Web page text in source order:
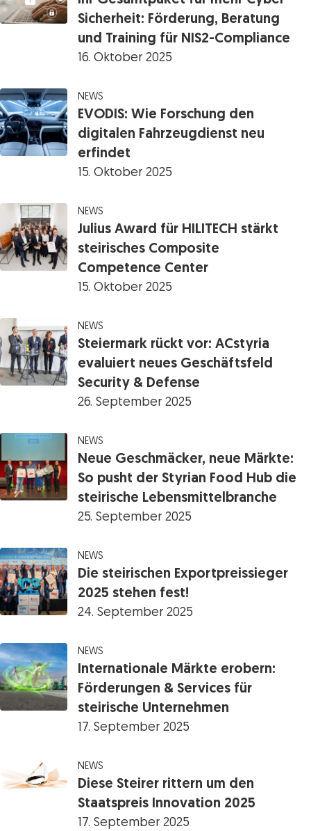
Sicherheit: Förderung, Beratung
und Training für NIS2-Compliance
16. Oktober 2025
NEWS
EVODIS: Wie Forschung den
digitalen Fahrzeugdienst neu
erfindet
15. Oktober 2025
NEWS
Julius Award für HILITECH stärkt
steirisches Composite
Competence Center
15. Oktober 2025
NEWS
Steiermark rückt vor: ACstyria
evaluiert neues Geschäftsfeld
Security & Defense
26. September 2025
NEWS
Neue Geschmäcker, neue Märkte:
So pusht der Styrian Food Hub die
steirische Lebensmittelbranche
25. September 2025
NEWS
Die steirischen Exportpreissieger
2025 stehen fest!
24. September 2025
NEWS
Internationale Märkte erobern:
Förderungen & Services für
steirische Unternehmen
17. September 2025
NEWS
Diese Steirer rittern um den
Staatspreis Innovation 2025
17. September 2025